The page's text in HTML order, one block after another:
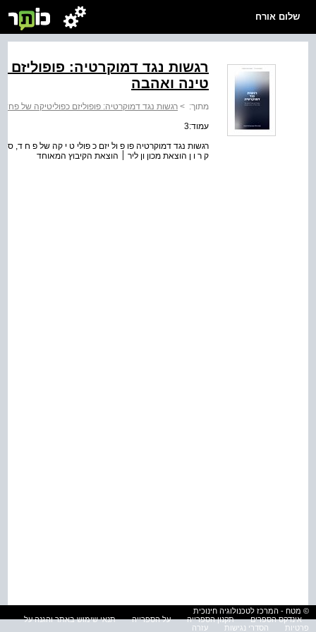
שלום אורח
רגשות נגד דמוקרטיה:
טינה ואהבה
מתוך: > רגשות נגד דמוקרטיה: פופוליזם כפוליטיקה של
עמוד:3
רגשות נגד דמוקרטיה פו פ ול יזם כ פולי ט י קה של פ ח ד, ס
ק ר ו ן הוצאת מכון ון ליר ׀ הוצאת הקיבוץ המאוחד
© מטח - המרכז לטכנולוגיה חינוכית
אינדקס הספרים
תקנון הספרייה על הספרייה
תנאי שימוש באתר והגנה על
פרטיות
הסדרי נגישות עזרה